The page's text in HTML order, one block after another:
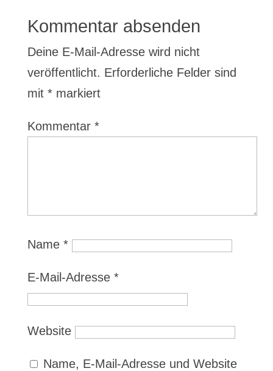
Kommentar absenden
Deine E-Mail-Adresse wird nicht
veröffentlicht. Erforderliche Felder sind
mit *markiert
Kommentar *
Name *
E-Mail-Adresse *
Website
Name, E-Mail-Adresse und Website